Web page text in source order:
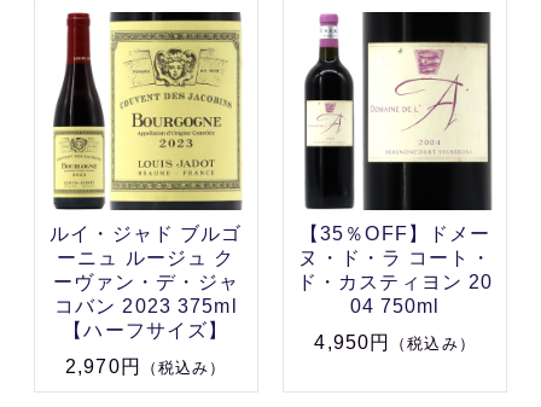
ルイ・ジャド ブルゴ
ーニュ ルージュ ク
ーヴァン・デ・ジャ
コバン 2023 375ml
【ハーフサイズ】
2,970円
（税込み）
【35％OFF】ドメー
ヌ・ド・ラ コート・
ド・カスティヨン 20
04 750ml
4,950円
（税込み）